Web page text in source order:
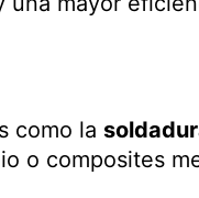
como la
o composites